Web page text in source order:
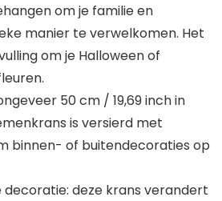
om je familie en
manier te verwelkomen. Het
om je Halloween of
50 cm / 19,69 inch in
is versierd met
binnen- of buitendecoraties op
deze krans verandert